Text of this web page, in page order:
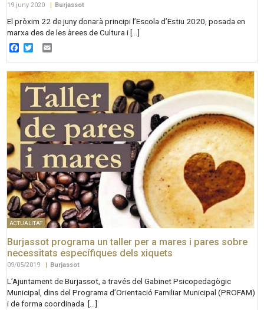
19 juny 2020 Burjassot
El pròxim 22 de juny donarà principi l’Escola d’Estiu 2020, posada en
marxa des de les àrees de Cultura i […]
Facebook
Twitter
ACTUALITAT
Burjassot programa un taller per a mares i pares sobre
necessitats específiques dels xiquets
09/05/2019 | Burjassot
L’Ajuntament de Burjassot, a través del Gabinet Psicopedagògic
Municipal, dins del Programa d’Orientació Familiar Municipal (PROFAM)
i de forma coordinada […]